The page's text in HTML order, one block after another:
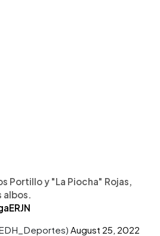
Portillo y "La Piocha" Rojas,
albos.
August 25, 2022